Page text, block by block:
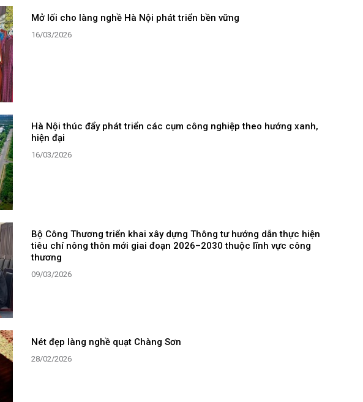
Mở lối cho làng nghề Hà Nội phát triển bền vững
16/03/2026
Hà Nội thúc đẩy phát triển các cụm công nghiệp theo hướng xanh,
hiện đại
16/03/2026
Bộ Công Thương triển khai xây dựng Thông tư hướng dẫn thực hiện
tiêu chí nông thôn mới giai đoạn 2026–2030 thuộc lĩnh vực công
thương
09/03/2026
Nét đẹp làng nghề quạt Chàng Sơn
28/02/2026